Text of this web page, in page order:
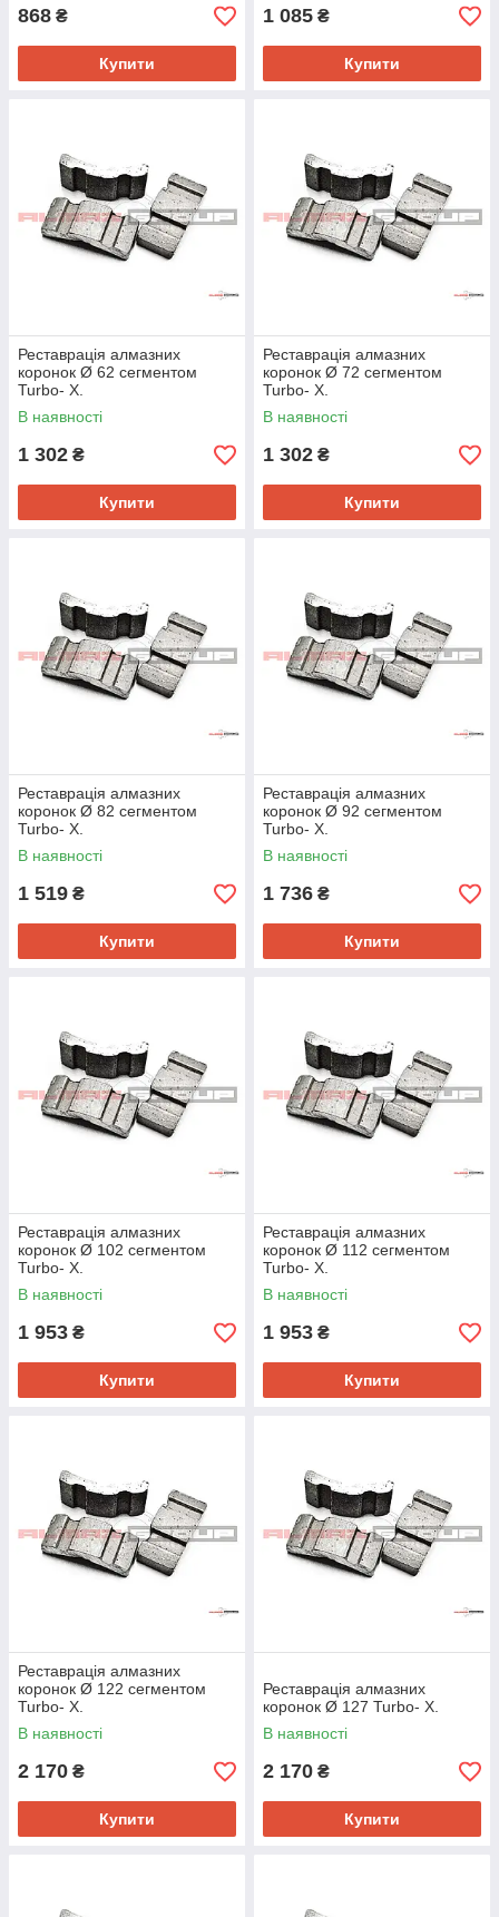
868 ₴
Купити
1 085 ₴
Купити
Реставрація алмазних
коронок Ø 62 сегментом
Turbo- Х.
В наявності
1 302 ₴
Купити
Реставрація алмазних
коронок Ø 72 сегментом
Turbo- Х.
В наявності
1 302 ₴
Купити
Реставрація алмазних
коронок Ø 82 сегментом
Turbo- Х.
В наявності
1 519 ₴
Купити
Реставрація алмазних
коронок Ø 92 сегментом
Turbo- Х.
В наявності
1 736 ₴
Купити
Реставрація алмазних
коронок Ø 102 сегментом
Turbo- Х.
В наявності
1 953 ₴
Купити
Реставрація алмазних
коронок Ø 112 сегментом
Turbo- Х.
В наявності
1 953 ₴
Купити
Реставрація алмазних
коронок Ø 122 сегментом
Turbo- Х.
В наявності
2 170 ₴
Купити
Реставрація алмазних
коронок Ø 127 Turbo- Х.
В наявності
2 170 ₴
Купити